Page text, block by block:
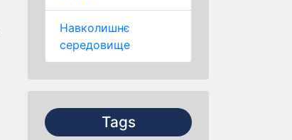
Навколишнє
середовище
Tags